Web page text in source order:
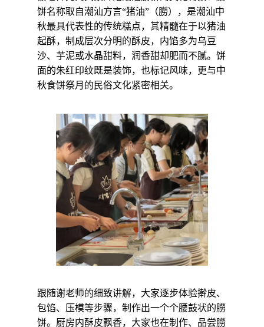
饼名称取自潮汕方言“猪油”（朥），是潮汕中
秋最具代表性的传统糕点，其精髓在于以猪油
起酥，制成层次分明的酥皮，内馅多为乌豆
沙、芋泥或水晶甜料，润香甜却肥而不腻。饼
面的朱红印纹既是装饰，也标记风味，更与中
秋食饼祭月的民俗文化紧密相关。
跟随谢老师的细致讲解，大家逐步体验擀皮、
包馅、压模等步骤，制作出一个个腰鼓状的朥
饼。厨房内酥皮飘香，大家也在制作、品尝朥